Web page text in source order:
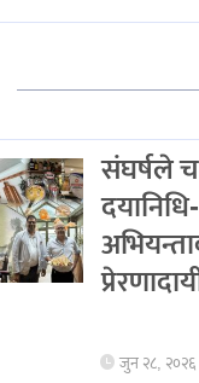
संघर्षले
जुन २८, २०२६